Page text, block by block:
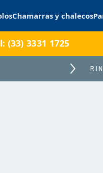
Chamarras y chalecos
3331 1725